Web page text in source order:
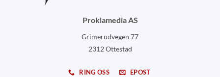
Proklamedia AS
Grimerudvegen 77
2312 Ottestad
RING OSS EPOST